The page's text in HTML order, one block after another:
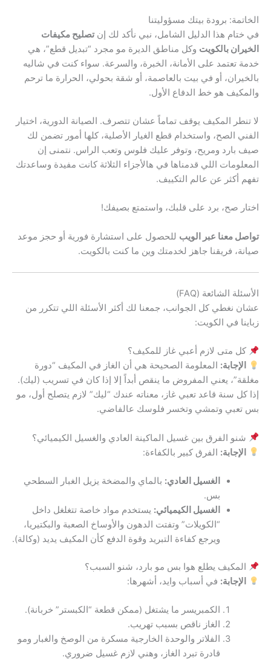
الخاتمة: برودة بيتك مسؤوليتنا
في ختام هذا الدليل الشامل، نبي نأكد لك إنتصليح مكيفات
الخيران بالكويت وكل مناطق الديرة مو مجرد “تبديل قطع”، هي
خدمة تعتمد على الأمانة، الخبرة، والسرعة. سواء كنت في شاليه
بالخيران، أو في بيت بالعاصمة، أو شقة بحولي، الحرارة ما ترحم
والمكيف هو خط الدفاع الأول.
لا تنطر المكيف يوقف تماماً عشان تتصرف. الصيانة الدورية، اختيار
الفني الصح، واستخدام قطع الغيار الأصلية، كلها أمور تضمن لك
صيف بارد ومريح، وتوفر عليك فلوس وتعب الراس. نتمنى إن
المعلومات اللي قدمناها في هالأجزاء الثلاثة كانت مفيدة وساعدتك
تفهم أكثر عن عالم التكييف.
اختار صح، برد على قلبك، واستمتع بصيفك!
تواصل معنا عبر الويب للحصول على استشارة فورية أو حجز موعد
صيانة، فريقنا جاهز لخدمتك وين ما كنت بالكويت.
الأسئلة الشائعة (FAQ)
عشان نغطي كل الجوانب، جمعنا لك أكثر الأسئلة اللي تتكرر من
زباينا في الكويت:
كل متى لازم أعبي غاز للمكيف؟
الإجابة: المعلومة الصحيحة هي أن الغاز في المكيف “دورة
مغلقة”، يعني المفروض ما ينقص أبداً إلا إذا كان في تسريب (ليك).
إذا كل سنة قاعد تعبي غاز، معناته عندك “ليك” لازم يتصلح أول، مو
بس تعبي وتمشي وتخسر فلوسك عالفاضي.
شنو الفرق بين غسيل الماكينة العادي والغسيل الكيميائي؟
الإجابة: الفرق كبير بالكفاءة:
الغسيل العادي: بالماي والمضخة يزيل الغبار السطحي
بس.
الغسيل الكيميائي: يستخدم مواد خاصة تتغلغل داخل
“الكويلات” وتفتت الدهون والأوساخ الصعبة والبكتيريا،
ويرجع كفاءة التبريد وقوة الدفع كأن المكيف يديد (وكالة).
المكيف يطلع هوا بس مو بارد، شنو السبب؟
الإجابة: في أسباب وايد، أشهرها:
الكمبريسر ما يشتغل (ممكن قطعة “الكبستر” خربانة).
الغاز ناقص بسبب تهريب.
الفلاتر والوحدة الخارجية مسكرة من الوصخ والغبار ومو
قادرة تبرد الغاز، وهني لازم غسيل ضروري.